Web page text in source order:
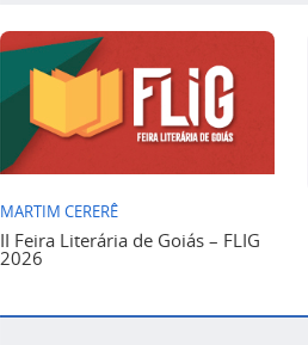
MARTIM CERERÊ
II Feira Literária de Goiás – FLIG
2026